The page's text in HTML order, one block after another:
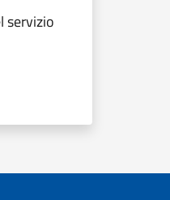
servizio